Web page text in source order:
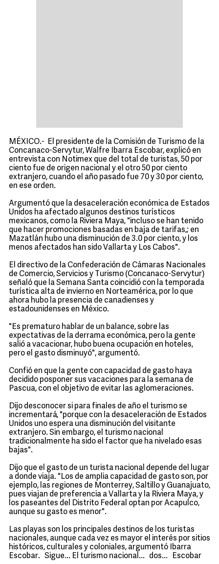
MÉXICO.- El presidente de la Comisión de Turismo de la
Concanaco-Servytur, Walfre Ibarra Escobar, explicó en
entrevista con Notimex que del total de turistas, 50 por
ciento fue de origen nacional y el otro 50 por ciento
extranjero, cuando el año pasado fue 70 y 30 por ciento,
en ese orden.
Argumentó que la desaceleración económica de Estados
Unidos ha afectado algunos destinos turísticos
mexicanos, como la Riviera Maya, "incluso se han tenido
que hacer promociones basadas en baja de tarifas,; en
Mazatlán hubo una disminución de 3.0 por ciento, y los
menos afectados han sido Vallarta y Los Cabos".
El directivo de la Confederación de Cámaras Nacionales
de Comercio, Servicios y Turismo (Concanaco-Servytur)
señaló que la Semana Santa coincidió con la temporada
turística alta de invierno en Norteamérica, por lo que
ahora hubo la presencia de canadienses y
estadounidenses en México.
"Es prematuro hablar de un balance, sobre las
expectativas de la derrama económica, pero la gente
salió a vacacionar, hubo buena ocupación en hoteles,
pero el gasto disminuyó", argumentó.
Confió en que la gente con capacidad de gasto haya
decidido posponer sus vacaciones para la semana de
Pascua, con el objetivo de evitar las aglomeraciones.
Dijo desconocer si para finales de año el turismo se
incrementará, "porque con la desaceleración de Estados
Unidos uno espera una disminución del visitante
extranjero. Sin embargo, el turismo nacional
tradicionalmente ha sido el factor que ha nivelado esas
bajas".
Dijo que el gasto de un turista nacional depende del lugar
a donde viaja. "Los de amplia capacidad de gasto son, por
ejemplo, las regiones de Monterrey, Saltillo y Guanajuato,
pues viajan de preferencia a Vallarta y la Riviera Maya, y
los paseantes del Distrito Federal optan por Acapulco,
aunque su gasto es menor".
Las playas son los principales destinos de los turistas
nacionales, aunque cada vez es mayor el interés por sitios
históricos, culturales y coloniales, argumentó Ibarra
Escobar. Sigue... El turismo nacional... dos... Escobar